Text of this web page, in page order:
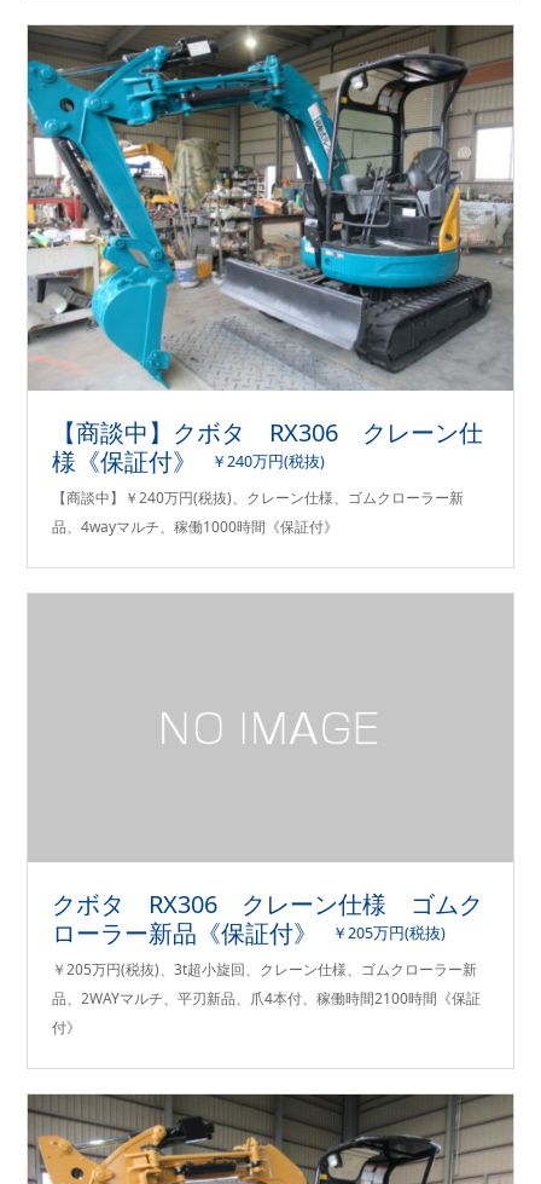
【商談中】クボタ RX306 クレーン仕
様《保証付》
￥240万円(税抜)
【商談中】￥240万円(税抜)、クレーン仕様、ゴムクローラー新
品、4wayマルチ、稼働1000時間《保証付》
クボタ RX306 クレーン仕様 ゴムク
ローラー新品《保証付》
￥205万円(税抜)
￥205万円(税抜)、3t超小旋回、クレーン仕様、ゴムクローラー新
品、2WAYマルチ、平刃新品、爪4本付、稼働時間2100時間《保証
付》